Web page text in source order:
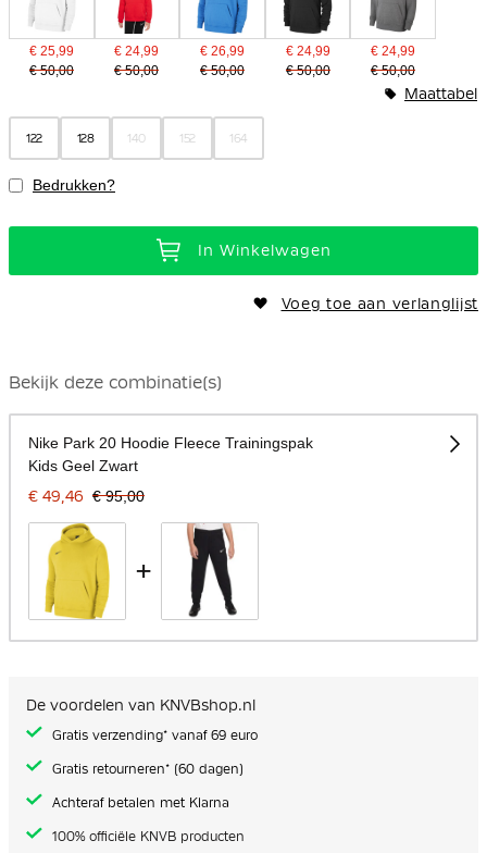
€ 25,99
€ 50,00
€ 24,99
€ 50,00
€ 26,99
€ 50,00
€ 24,99
€ 50,00
€ 24,99
€ 50,00
122 128 140 152 164
Maattabel
Bedrukken?
In Winkelwagen
Voeg toe aan verlanglijst
Bekijk deze combinatie(s)
Nike Park 20 Hoodie Fleece Trainingspak
Kids Geel Zwart
€ 49,46 € 95,00
+
De voordelen van KNVBshop.nl
Gratis verzending* vanaf 69 euro
Gratis retourneren* (60 dagen)
Achteraf betalen met Klarna
100% officiële KNVB producten